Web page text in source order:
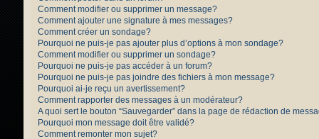
Comment modifier ou supprimer un message?
Comment ajouter une signature à mes messages?
Comment créer un sondage?
Pourquoi ne puis-je pas ajouter plus d’options à mon sondage?
Comment modifier ou supprimer un sondage?
Pourquoi ne puis-je pas accéder à un forum?
Pourquoi ne puis-je pas joindre des fichiers à mon message?
Pourquoi ai-je reçu un avertissement?
Comment rapporter des messages à un modérateur?
A quoi sert le bouton “Sauvegarder” dans la page de rédaction de
Pourquoi mon message doit être validé?
Comment remonter mon sujet?